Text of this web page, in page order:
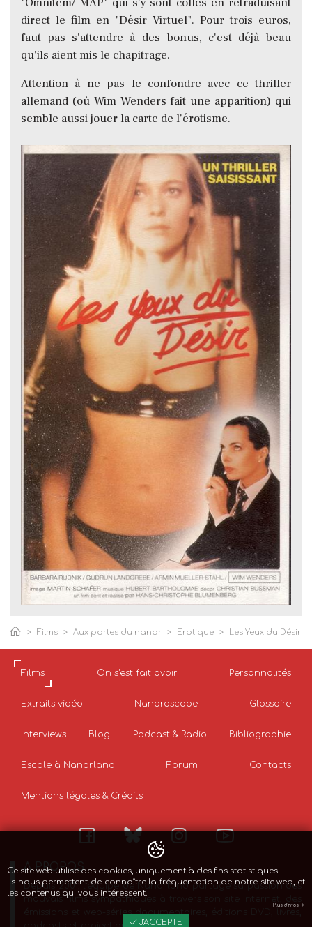
direct le film en "Désir Virtuel". Pour trois euros,
faut pas s'attendre à des bonus, c'est déjà beau
qu'ils aient mis le chapitrage.
Attention à ne pas le confondre avec ce thriller
allemand (où Wim Wenders fait une apparition) qui
semble aussi jouer la carte de l'érotisme.
Films Aux portes du nanar Erotique Les Yeux du Désir
A PROPOS
Depuis 2001, l’équipe de Nanarland partage sa passion des
mauvais films sympathiques à travers son site Internet, des
émissions et web-séries documentaires, éditions DVD, livres,
Films On s'est fait avoir Personnalités
Extraits vidéo Nanaroscope Glossaire
Interviews Blog Podcast & Radio Bibliographie
Escale à Nanarland Forum Contacts
Mentions légales & Crédits
Ce site web utilise des cookies, uniquement à des fins statistiques.
Ils nous permettent de connaître la fréquentation de notre site web, et
les contenus qui vous intéressent.
Plus d'infos
J'ACCEPTE